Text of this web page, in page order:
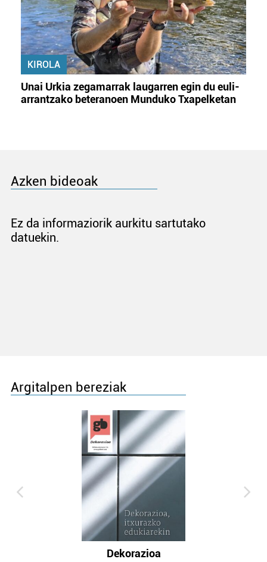
KIROLA
Unai Urkia zegamarrak laugarren egin du euli-
arrantzako beteranoen Munduko Txapelketan
Azken bideoak
Ez da informaziorik aurkitu sartutako
datuekin.
Argitalpen bereziak
Dekorazioa